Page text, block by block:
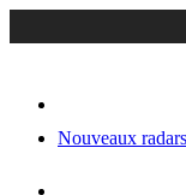
Nouveaux radars